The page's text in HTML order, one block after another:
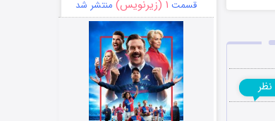
نظر
قسمت ۱ (زیرنویس) منتشر شد